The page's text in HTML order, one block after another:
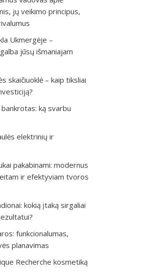
jų veikimo principus,
Ukmergėje –
jūsų išmaniajam
skaičiuoklė – kaip tiksliai
ką svarbu
elektrinių ir
pakabinami: modernus
ir efektyviam tvoros
kokią įtaką sirgaliai
funkcionalumas,
planavimas
Recherche kosmetiką